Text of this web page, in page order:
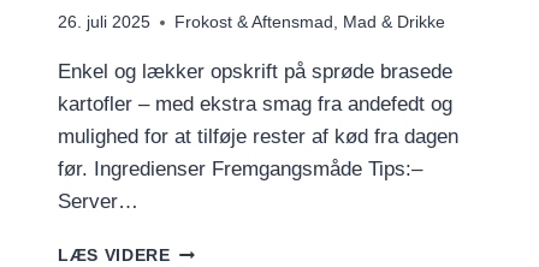
26. juli 2025 Frokost & Aftensmad , Mad & Drikke
Enkel og lækker opskrift på sprøde brasede
kartofler – med ekstra smag fra andefedt og
mulighed for at tilføje rester af kød fra dagen
før. Ingredienser Fremgangsmåde Tips:–
Server…
LÆS VIDEREVERDENS